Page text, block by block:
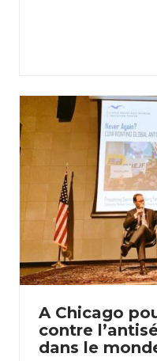
A Chicago
contre
dans le